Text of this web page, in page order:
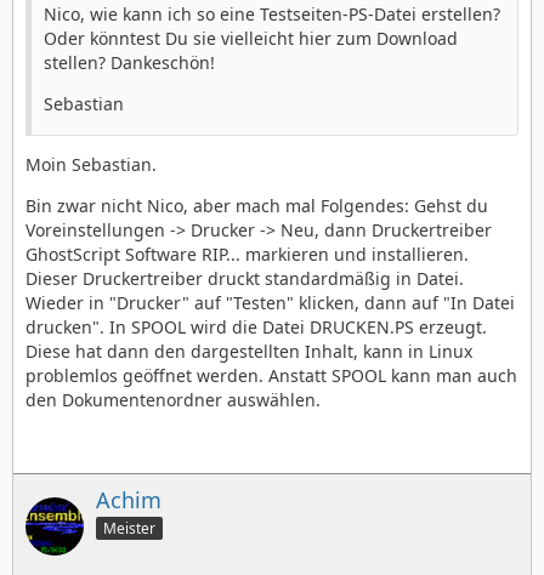
Nico, wie kann ich so eine Testseiten-PS-Datei erstellen?
Oder könntest Du sie vielleicht hier zum Download
stellen? Dankeschön!
Sebastian
Moin Sebastian.
Bin zwar nicht Nico, aber mach mal Folgendes: Gehst du
Voreinstellungen -> Drucker -> Neu, dann Druckertreiber
GhostScript Software RIP... markieren und installieren.
Dieser Druckertreiber druckt standardmäßig in Datei.
Wieder in "Drucker" auf "Testen" klicken, dann auf "In Datei
drucken". In SPOOL wird die Datei DRUCKEN.PS erzeugt.
Diese hat dann den dargestellten Inhalt, kann in Linux
problemlos geöffnet werden. Anstatt SPOOL kann man auch
den Dokumentenordner auswählen.
Achim
Meister